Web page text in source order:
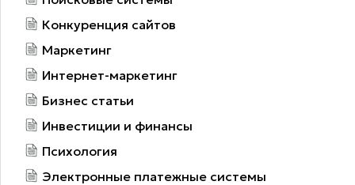
Конкуренция сайтов
Маркетинг
Интернет-маркетинг
Бизнес статьи
Инвестиции и финансы
Психология
Электронные платежные системы